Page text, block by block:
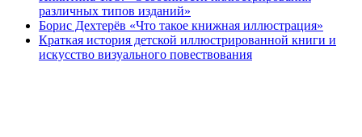
различных типов изданий»
Борис Дехтерёв «Что такое книжная иллюстрация»
Краткая история детской иллюстрированной книги и
искусство визуального повествования